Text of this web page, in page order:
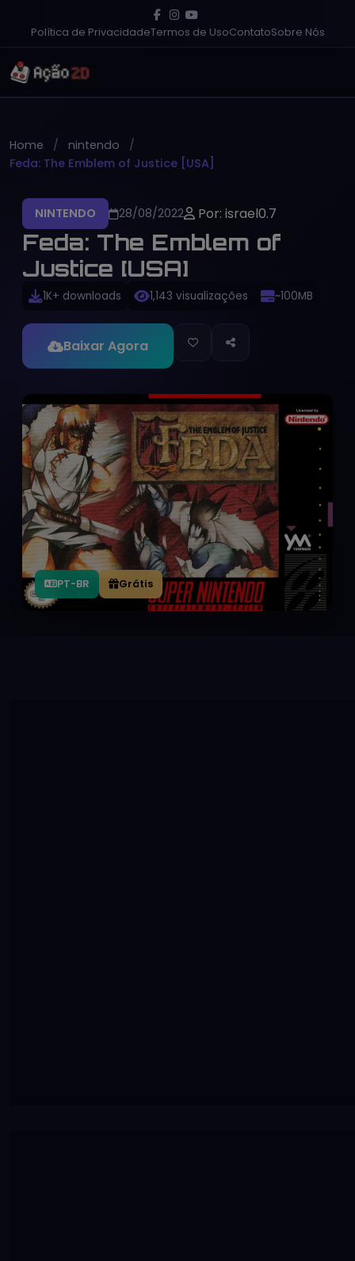
Política de PrivacidadeTermos de UsoContatoSobre Nós
Home
nintendo
Feda: The Emblem of Justice [USA]
NINTENDO 28/08/2022 Por: israel0.7
Feda: The Emblem of
Justice [USA]
1K+ downloads 1,143 visualizações ~100MB
Baixar Agora
PT-BR Grátis